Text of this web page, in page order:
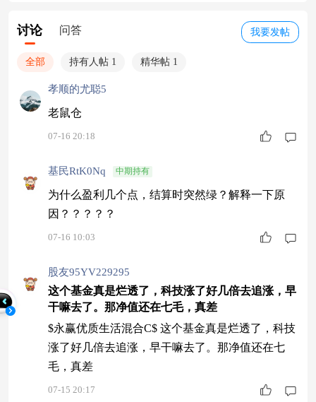
我要发帖
讨论 问答
全部 持有人帖 1 精华帖 1
孝顺的尤聪5
老鼠仓
07-16 20:18
基民RtK0Nq 中期持有
为什么盈利几个点，结算时突然绿？解释一下原
因？？？？？
07-16 10:03
股友95YV229295
这个基金真是烂透了，科技涨了好几倍去追涨，早
干嘛去了。那净值还在七毛，真差
$永赢优质生活混合C$ 这个基金真是烂透了，科技
涨了好几倍去追涨，早干嘛去了。那净值还在七
毛，真差
07-15 20:17